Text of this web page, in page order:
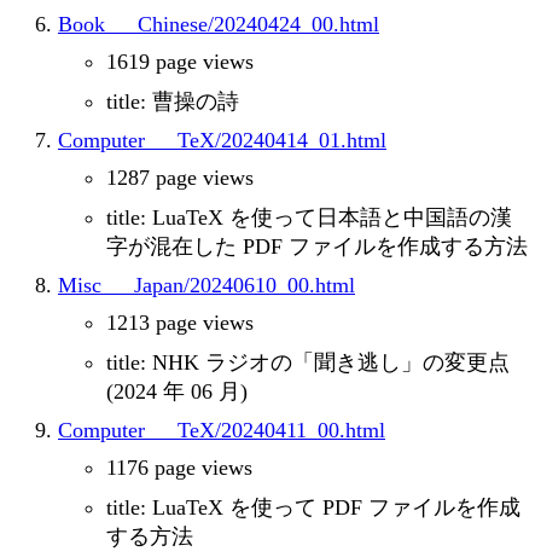
Book___Chinese/20240424_00.html
1619 page views
title: 曹操の詩
Computer___TeX/20240414_01.html
1287 page views
title: LuaTeX を使って日本語と中国語の漢
字が混在した PDF ファイルを作成する方法
Misc___Japan/20240610_00.html
1213 page views
title: NHK ラジオの「聞き逃し」の変更点
(2024 年 06 月)
Computer___TeX/20240411_00.html
1176 page views
title: LuaTeX を使って PDF ファイルを作成
する方法